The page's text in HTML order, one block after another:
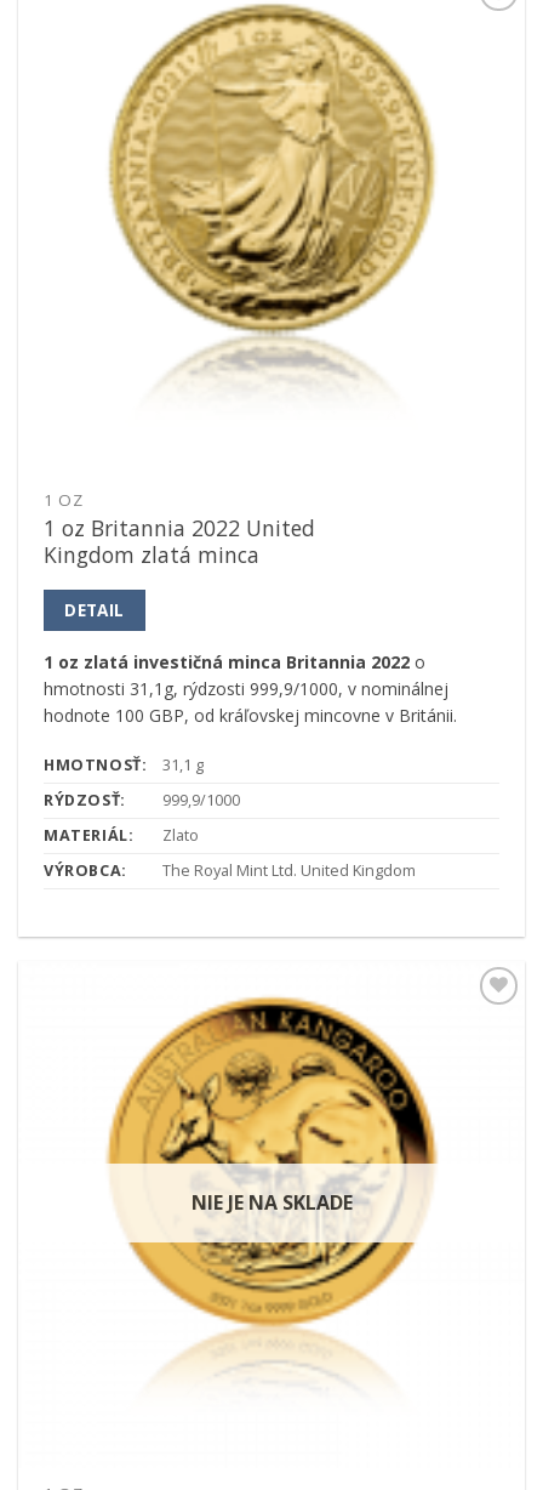
1 OZ
1 oz Britannia 2022 United
Kingdom zlatá minca
DETAIL
1 oz zlatá investičná minca Britannia 2022o
hmotnosti 31,1g, rýdzosti 999,9/1000, v nominálnej
hodnote 100 GBP, od kráľovskej mincovne v Británii.
HMOTNOSŤ:
31,1 g
RÝDZOSŤ:
999,9/1000
MATERIÁL:
Zlato
VÝROBCA:
The Royal Mint Ltd. United Kingdom
NIE JE NA SKLADE